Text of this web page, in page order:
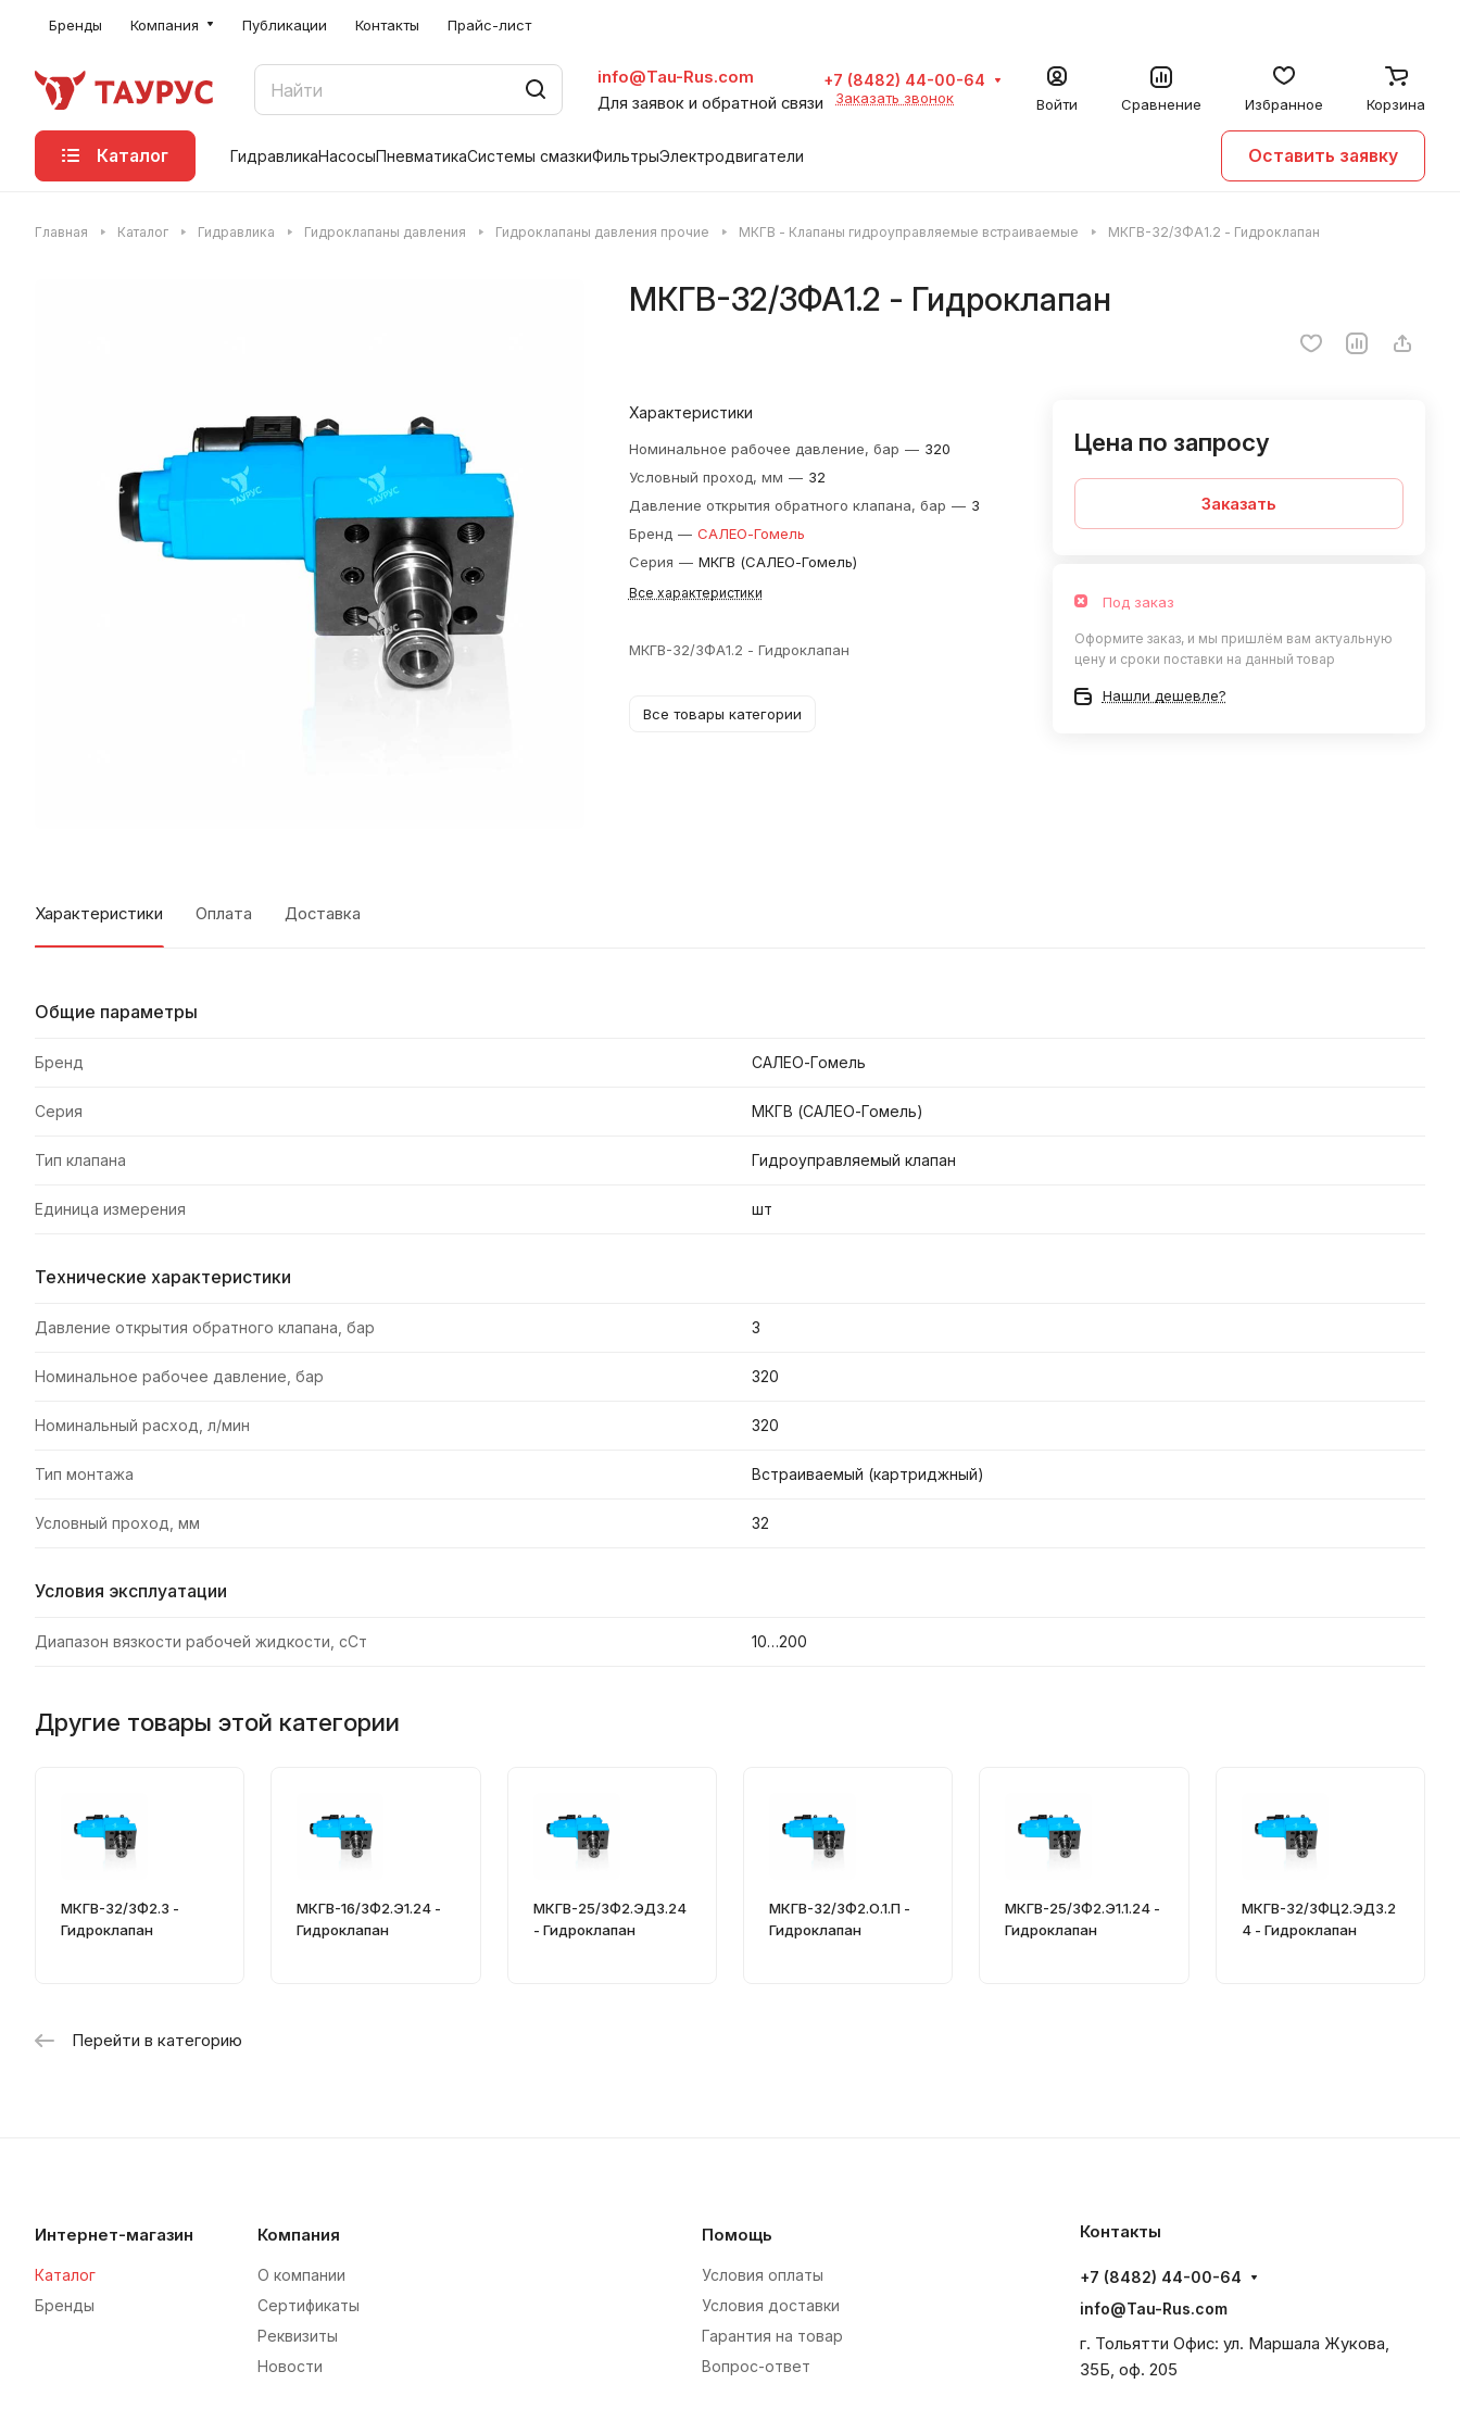
Бренды Компания Публикации Контакты Прайс-лист
info@Tau-Rus.com
Для заявок и обратной связи
+7 (8482) 44-00-64
Заказать звонок Войти Сравнение Избранное Корзина
Каталог ГидравликаНасосыПневматикаСистемы смазкиФильтрыЭлектродвигатели Оставить заявку
Главная Каталог Гидравлика Гидроклапаны давления Гидроклапаны давления прочие МКГВ - Клапаны гидроуправляемые встраиваемые МКГВ-32/3ФА1.2 - Гидроклапан
МКГВ-32/3ФА1.2 - Гидроклапан
Характеристики
Номинальное рабочее давление, бар — 320
Условный проход, мм — 32
Давление открытия обратного клапана, бар — 3
Бренд — САЛЕО-Гомель
Серия — МКГВ (САЛЕО-Гомель)
Все характеристики
МКГВ-32/3ФА1.2 - Гидроклапан
Все товары категории
Цена по запросу
Заказать
Под заказ
Оформите заказ, и мы пришлём вам актуальную
цену и сроки поставки на данный товар
Нашли дешевле?
Характеристики Оплата Доставка
Общие параметры
Бренд САЛЕО-Гомель
Серия МКГВ (САЛЕО-Гомель)
Тип клапана Гидроуправляемый клапан
Единица измерения шт
Технические характеристики
Давление открытия обратного клапана, бар 3
Номинальное рабочее давление, бар 320
Номинальный расход, л/мин 320
Тип монтажа Встраиваемый (картриджный)
Условный проход, мм 32
Условия эксплуатации
Диапазон вязкости рабочей жидкости, сСт 10…200
Другие товары этой категории
МКГВ-32/3Ф2.3 -
Гидроклапан
МКГВ-16/3Ф2.Э1.24 -
Гидроклапан
МКГВ-25/3Ф2.ЭД3.24
- Гидроклапан
МКГВ-32/3Ф2.О.1.П -
Гидроклапан
МКГВ-25/3Ф2.Э1.1.24 -
Гидроклапан
МКГВ-32/3ФЦ2.ЭД3.2
4 - Гидроклапан
Перейти в категорию
Интернет-магазин
Каталог
Бренды
Компания
О компании
Сертификаты
Реквизиты
Новости
Помощь
Условия оплаты
Условия доставки
Гарантия на товар
Вопрос-ответ
Контакты
+7 (8482) 44-00-64
info@Tau-Rus.com
г. Тольятти Офис: ул. Маршала Жукова,
35Б, оф. 205